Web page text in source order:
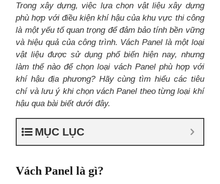
Trong xây dựng, việc lựa chọn vật liệu xây dựng
phù hợp với điều kiện khí hậu của khu vực thi công
là một yếu tố quan trọng để đảm bảo tính bền vững
và hiệu quả của công trình. Vách Panel là một loại
vật liệu được sử dụng phổ biến hiện nay, nhưng
làm thế nào để chọn loại vách Panel phù hợp với
khí hậu địa phương? Hãy cùng tìm hiểu các tiêu
chí và lưu ý khi chọn vách Panel theo từng loại khí
hậu qua bài biết dưới đây.
MỤC LỤC
Vách Panel là gì?